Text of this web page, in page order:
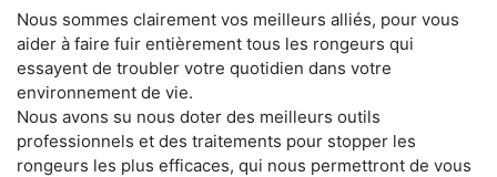
Nous sommes clairement vos meilleurs alliés, pour vous
aider à faire fuir entièrement tous les rongeurs qui
essayent de troubler votre quotidien dans votre
environnement de vie.
Nous avons su nous doter des meilleurs outils
professionnels et des traitements pour stopper les
rongeurs les plus efficaces, qui nous permettront de vous